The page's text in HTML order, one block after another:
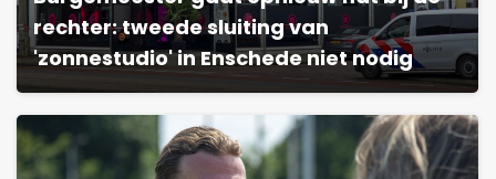
rechter: tweede sluiting van
'zonnestudio' in Enschede niet nodig